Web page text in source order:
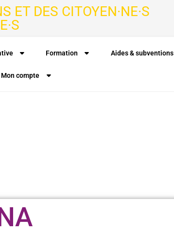
ET DES CITOYEN·NE·S
Formation Aides & subventions
Mon compte